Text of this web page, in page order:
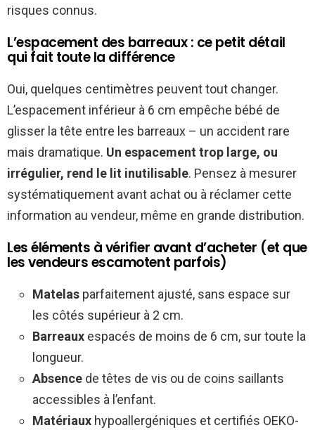
risques connus.
L’espacement des barreaux : ce petit détail
qui fait toute la différence
Oui, quelques centimètres peuvent tout changer.
L’espacement inférieur à 6 cm empêche bébé de
glisser la tête entre les barreaux – un accident rare
mais dramatique. Un espacement trop large, ou
irrégulier, rend le lit inutilisable. Pensez à mesurer
systématiquement avant achat ou à réclamer cette
information au vendeur, même en grande distribution.
Les éléments à vérifier avant d’acheter (et que
les vendeurs escamotent parfois)
Matelas parfaitement ajusté, sans espace sur
les côtés supérieur à 2 cm.
Barreaux espacés de moins de 6 cm, sur toute la
longueur.
Absence de têtes de vis ou de coins saillants
accessibles à l’enfant.
Matériaux hypoallergéniques et certifiés OEKO-